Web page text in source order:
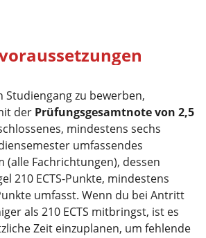
Studiengang zu bewerben,
der Prüfungsgesamtnote von 2,5
mindestens sechs
umfassendes
(alle Fachrichtungen), dessen
210 ECTS-Punkte, mindestens
umfasst. Wenn du bei Antritt
als 210 ECTS mitbringst, ist es
Zeit einzuplanen, um fehlende